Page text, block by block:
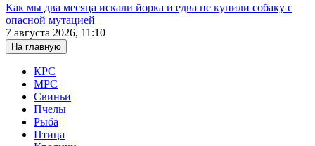
Как мы два месяца искали йорка и едва не купили собаку с
опасной мутацией
7 августа 2026, 11:10
На главную
КРС
МРС
Свиньи
Пчелы
Рыба
Птица